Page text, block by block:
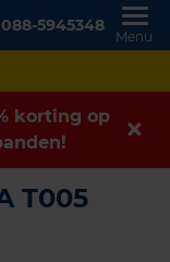
088-5945348
Menu
korting op
T005